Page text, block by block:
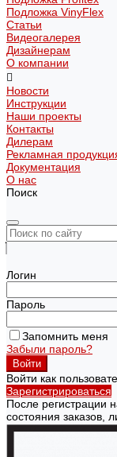
Подложка VinyFlex
Статьи
Видеогалерея
Дизайнерам
О компании
Новости
Инструкции
Наши проекты
Контакты
Дилерам
Рекламная
Документация
О нас
Поиск
Логин
Пароль
Запомнить меня
Забыли пароль?
Войти как
Зарегистрироваться
После регистрации
состояния заказов,